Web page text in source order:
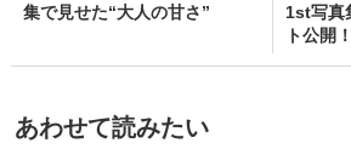
集で見せた“大人の甘さ”
1st写真
ト公開！
あわせて読みたい